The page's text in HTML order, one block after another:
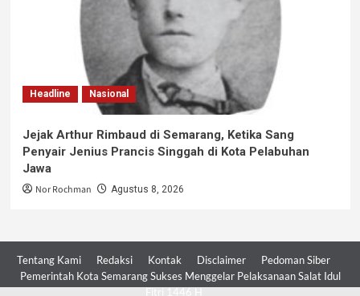
Headline Nasional
Jejak Arthur Rimbaud di Semarang, Ketika Sang
Penyair Jenius Prancis Singgah di Kota Pelabuhan
Jawa
Nor Rochman Agustus 8, 2026
Tentang Kami Redaksi Kontak Disclaimer
Pedoman Siber
Pemerintah Kota Semarang Sukses Menggelar Pelaksanaan Salat Idul